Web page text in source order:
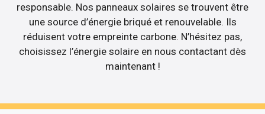
responsable. Nos panneaux solaires se trouvent être
une source d’énergie briqué et renouvelable. Ils
réduisent votre empreinte carbone. N’hésitez pas,
choisissez l’énergie solaire en nous contactant dès
maintenant !